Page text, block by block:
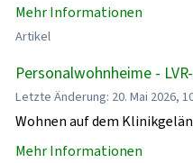
Mehr Informationen
Artikel
Personalwohnheime -
Letzte Änderung: 20. Mai 2026,
Wohnen auf dem
Mehr Informationen